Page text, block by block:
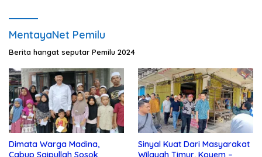
MentayaNet Pemilu
Berita hangat seputar Pemilu 2024
Dimata Warga Madina,
Cabup Saipullah Sosok
Sinyal Kuat Dari Masyarakat
Wilayah Timur, Koyem –